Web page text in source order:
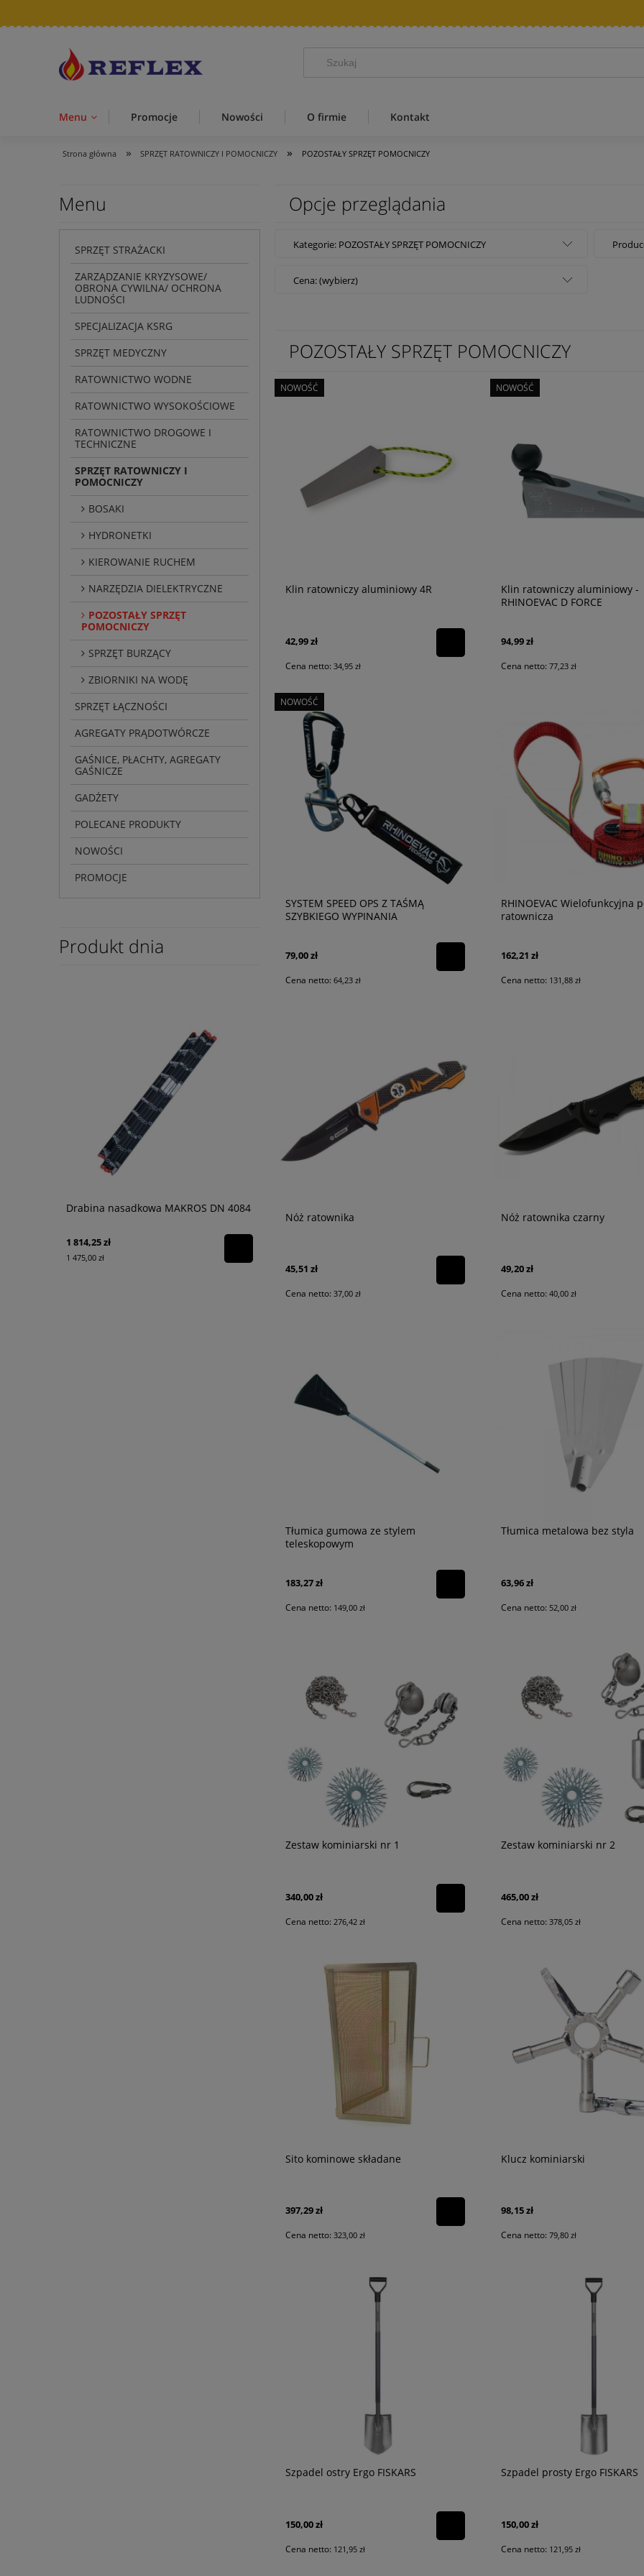
Menu Promocje Nowości O firmie Kontakt
Strona główna » SPRZĘT RATOWNICZY I POMOCNICZY » POZOSTAŁY SPRZĘT POMOCNICZY
Menu
SPRZĘT STRAŻACKI
ZARZĄDZANIE KRYZYSOWE/
OBRONA CYWILNA/ OCHRONA
LUDNOŚCI
SPECJALIZACJA KSRG
SPRZĘT MEDYCZNY
RATOWNICTWO WODNE
RATOWNICTWO WYSOKOŚCIOWE
RATOWNICTWO DROGOWE I
TECHNICZNE
SPRZĘT RATOWNICZY I
POMOCNICZY
BOSAKI
HYDRONETKI
KIEROWANIE RUCHEM
NARZĘDZIA DIELEKTRYCZNE
POZOSTAŁY SPRZĘT
POMOCNICZY
SPRZĘT BURZĄCY
ZBIORNIKI NA WODĘ
SPRZĘT ŁĄCZNOŚCI
AGREGATY PRĄDOTWÓRCZE
GAŚNICE, PŁACHTY, AGREGATY
GAŚNICZE
GADŻETY
POLECANE PRODUKTY
NOWOŚCI
PROMOCJE
Produkt dnia
Drabina nasadkowa MAKROS DN 4084
1 814,25 zł
1 475,00 zł
Opcje przeglądania
Kategorie: POZOSTAŁY SPRZĘT POMOCNICZY
Cena: (wybierz)
POZOSTAŁY SPRZĘT POMOCNICZY
Klin ratowniczy aluminiowy 4R
42,99 zł
Cena netto: 34,95 zł
NOWOŚĆ
Klin ratowniczy aluminiowy -
RHINOEVAC D FORCE
94,99 zł
Cena netto: 77,23 zł
NOWOŚĆ
SYSTEM SPEED OPS Z TAŚMĄ
SZYBKIEGO WYPINANIA
79,00 zł
Cena netto: 64,23 zł
NOWOŚĆ
RHINOEVAC Wielofunkcyjna
ratownicza
162,21 zł
Cena netto: 131,88 zł
Nóż ratownika
45,51 zł
Cena netto: 37,00 zł
Nóż ratownika czarny
49,20 zł
Cena netto: 40,00 zł
Tłumica gumowa ze stylem
teleskopowym
183,27 zł
Cena netto: 149,00 zł
Tłumica metalowa bez styla
63,96 zł
Cena netto: 52,00 zł
Zestaw kominiarski nr 1
340,00 zł
Cena netto: 276,42 zł
Zestaw kominiarski nr 2
465,00 zł
Cena netto: 378,05 zł
Sito kominowe składane
397,29 zł
Cena netto: 323,00 zł
Klucz kominiarski
98,15 zł
Cena netto: 79,80 zł
Szpadel ostry Ergo FISKARS
150,00 zł
Cena netto: 121,95 zł
Szpadel prosty Ergo FISKARS
150,00 zł
Cena netto: 121,95 zł